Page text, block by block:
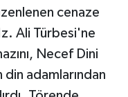
cenaze
Ali Türbesi'ne
Necef Dini
din adamlarından